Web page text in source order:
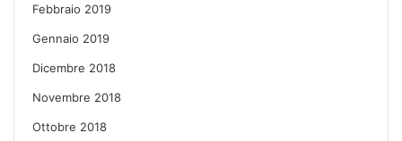
Febbraio 2019
Gennaio 2019
Dicembre 2018
Novembre 2018
Ottobre 2018